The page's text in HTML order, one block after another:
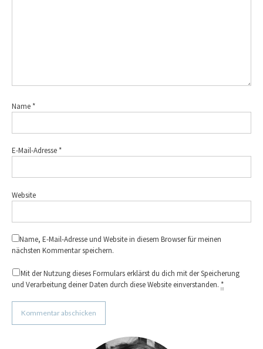
Name *
E-Mail-Adresse *
Website
Name, E-Mail-Adresse und Website in diesem Browser für meinen
nächsten Kommentar speichern.
Mit der Nutzung dieses Formulars erklärst du dich mit der Speicherung
und Verarbeitung deiner Daten durch diese Website einverstanden. *